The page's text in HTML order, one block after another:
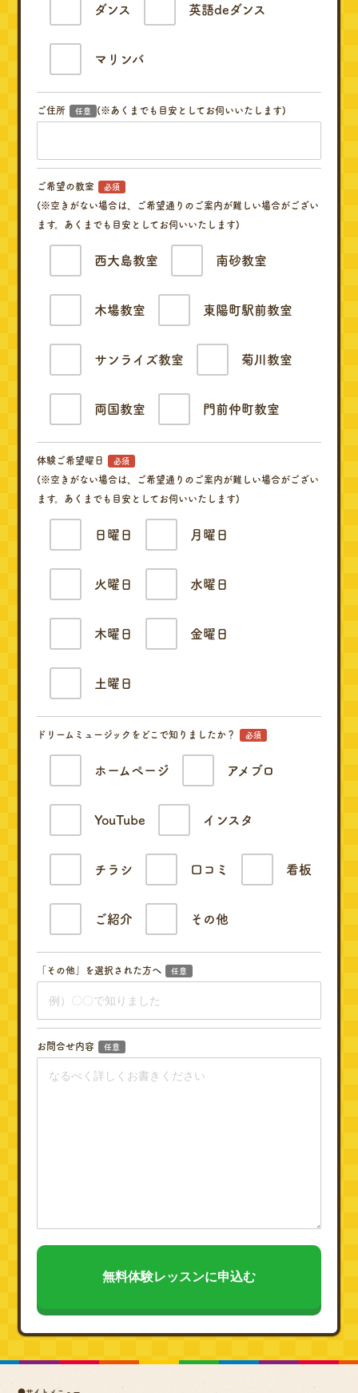
ダンス 英語deダンス
マリンバ
ご住所 任意 (※あくまでも目安としてお伺いいたします)
ご希望の教室 必須
(※空きがない場合は、ご希望通りのご案内が難しい場合がござい
ます。あくまでも目安としてお伺いいたします)
西大島教室 南砂教室
木場教室 東陽町駅前教室
サンライズ教室 菊川教室
両国教室 門前仲町教室
体験ご希望曜日 必須
(※空きがない場合は、ご希望通りのご案内が難しい場合がござい
ます。あくまでも目安としてお伺いいたします)
日曜日 月曜日
火曜日 水曜日
木曜日 金曜日
土曜日
ドリームミュージックをどこで知りましたか？ 必須
ホームページ アメブロ
YouTube インスタ
チラシ 口コミ 看板
ご紹介 その他
「その他」を選択された方へ 任意
お問合せ内容 任意